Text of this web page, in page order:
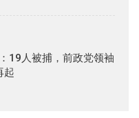
19人被捕，前政党领袖
起